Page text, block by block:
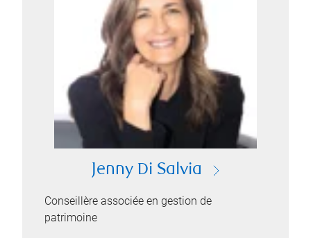
Jenny Di Salvia
Conseillère associée en gestion de
patrimoine